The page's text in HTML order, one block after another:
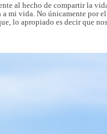
al hecho de compartir la
mi vida. No únicamente
lo apropiado es decir que